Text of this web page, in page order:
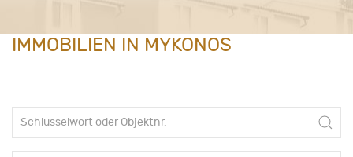
IMMOBILIEN IN MYKONOS